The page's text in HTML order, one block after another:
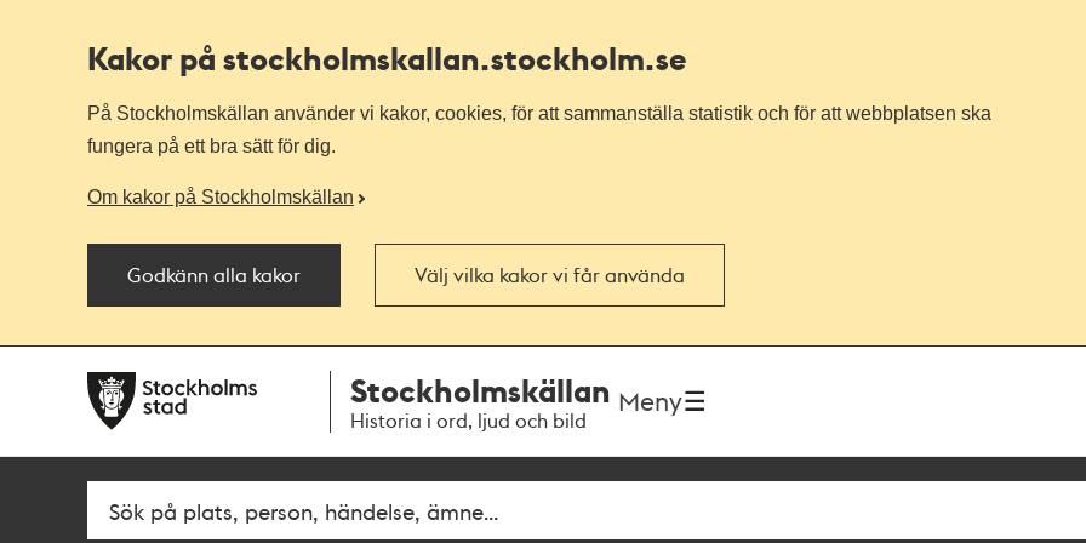
Kakor på stockholmskallan.stockholm.se
På Stockholmskällan använder vi kakor, cookies, för att sammanställa statistik och för att webbplatsen ska
fungera på ett bra sätt för dig.
Om kakor på Stockholmskällan
Godkänn alla kakor Välj vilka kakor vi får använda
navigationen
huvudinnehållet
Stockholmskällan
Historia i ord, ljud och bild
Meny
SökFritextsök